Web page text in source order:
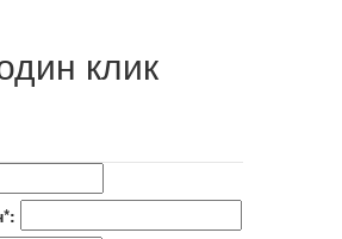
клик